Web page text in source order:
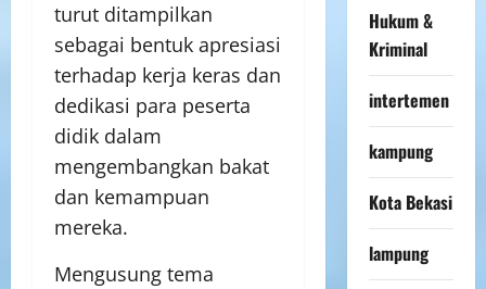
turut ditampilkan
sebagai bentuk apresiasi
terhadap kerja keras dan
dedikasi para peserta
didik dalam
mengembangkan bakat
dan kemampuan
mereka.
Mengusung tema
Hukum &
Kriminal
intertemen
kampung
Kota Bekasi
lampung